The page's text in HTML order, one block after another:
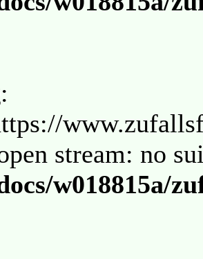
:
stream: no
w018815a/